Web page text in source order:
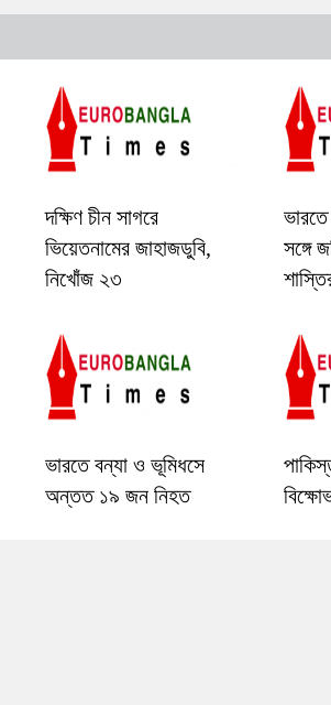
দক্ষিণ চীন সাগরে
ভিয়েতনামের জাহাজডুবি,
নিখোঁজ ২৩
ভারতে
সঙ্গে
ভারতে বন্যা ও ভূমিধসে
অন্তত ১৯ জন নিহত